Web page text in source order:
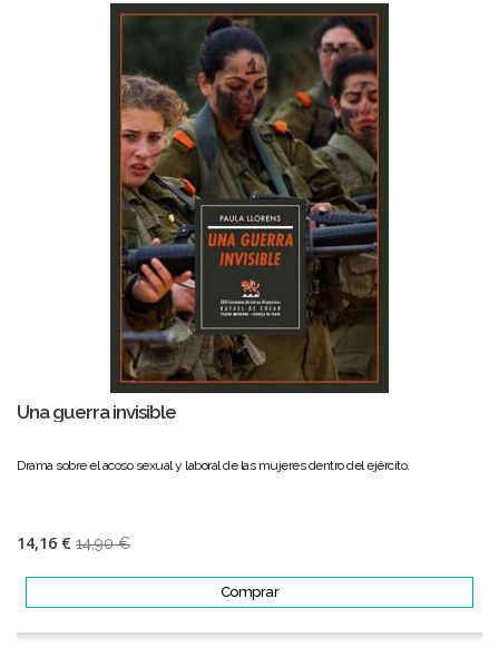
Una guerra invisible
Drama sobre el acoso sexual y laboral de las mujeres dentro del ejército.
14,16 € 14,90 €
Comprar